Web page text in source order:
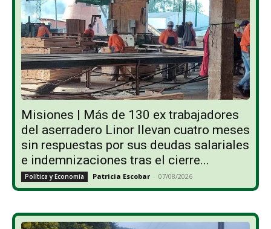
Misiones | Más de 130 ex trabajadores
del aserradero Linor llevan cuatro meses
sin respuestas por sus deudas salariales
e indemnizaciones tras el cierre...
Política y Economía Patricia Escobar - 07/08/2026